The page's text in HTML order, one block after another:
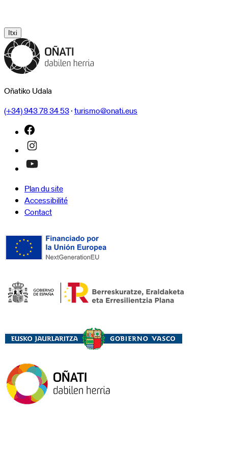
Itxi
Oñatiko Udala
(+34) 943 78 34 53·turismo@onati.eus
Plan du site
Accessibilité
Contact